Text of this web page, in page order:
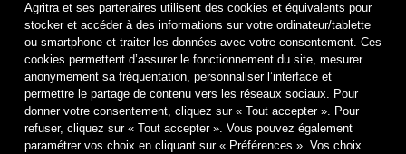
Paiement sécurisé
Médiation de la consommation
Protection des données
Politique de cookies
Mentions légales & Crédits
Agritra et ses partenaires utilisent des cookies et équivalents pour
stocker et accéder à des informations sur votre ordinateur/tablette
ou smartphone et traiter les données avec votre consentement. Ces
cookies permettent d’assurer le fonctionnement du site, mesurer
anonymement sa fréquentation, personnaliser l’interface et
permettre le partage de contenu vers les réseaux sociaux. Pour
donner votre consentement, cliquez sur « Tout accepter ». Pour
refuser, cliquez sur « Tout accepter ». Vous pouvez également
paramétrer vos choix en cliquant sur « Préférences ». Vos choix